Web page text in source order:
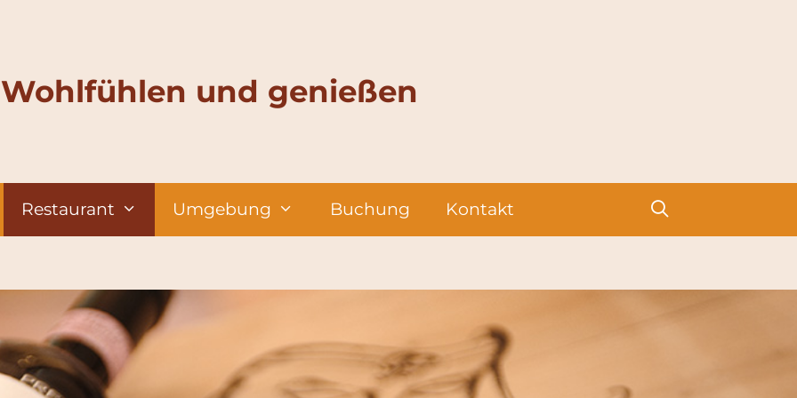
Wohlfühlen und genießen
Restaurant Umgebung Buchung Kontakt